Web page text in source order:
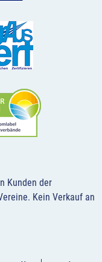
Kunden der
Kein Verkauf an